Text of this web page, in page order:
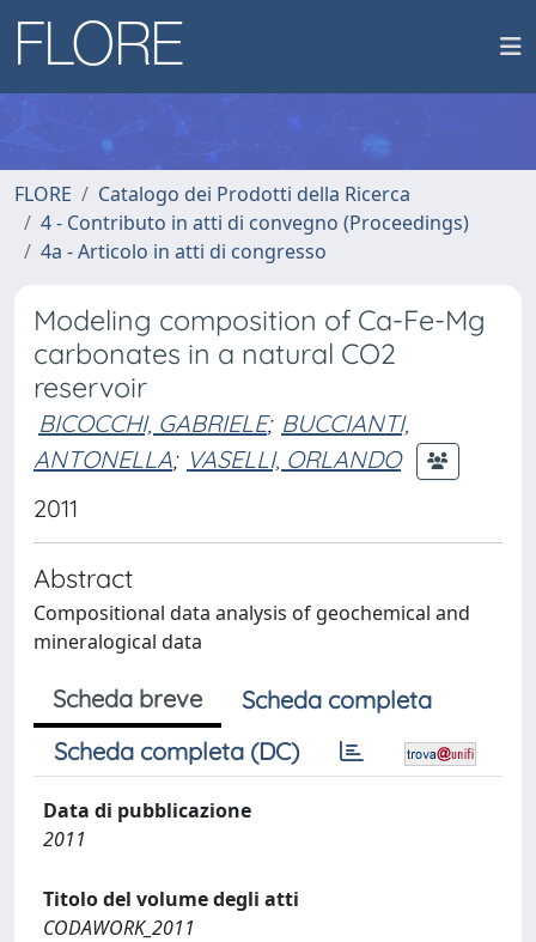
FLORE
Catalogo dei Prodotti della Ricerca
4 - Contributo in atti di convegno (Proceedings)
4a - Articolo in atti di congresso
Modeling composition of Ca-Fe-Mg
carbonates in a natural CO2
reservoir
BICOCCHI, GABRIELE; BUCCIANTI,
ANTONELLA; VASELLI, ORLANDO
2011
Abstract
Compositional data analysis of geochemical and
mineralogical data
Scheda breve
Scheda completa
Scheda completa (DC)
Data di pubblicazione
2011
Titolo del volume degli atti
CODAWORK_2011